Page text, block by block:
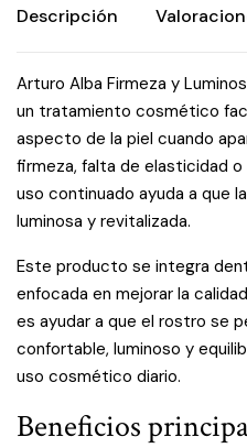
Descripción
Arturo Alba Firmeza y
un tratamiento cosmético
aspecto de la piel cuando
firmeza, falta de elasticidad
uso continuado ayuda a que
luminosa y revitalizada.
Este producto se integra
enfocada en mejorar la
es ayudar a que el rostro se
confortable, luminoso y
uso cosmético diario.
Beneficios